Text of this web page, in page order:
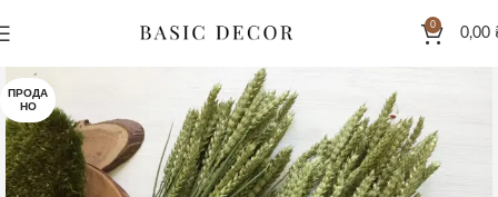
0
0,00
ПРОДА
НО